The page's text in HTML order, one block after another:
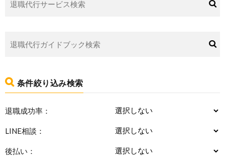
条件絞り込み検索
退職成功率：
LINE相談：
後払い：